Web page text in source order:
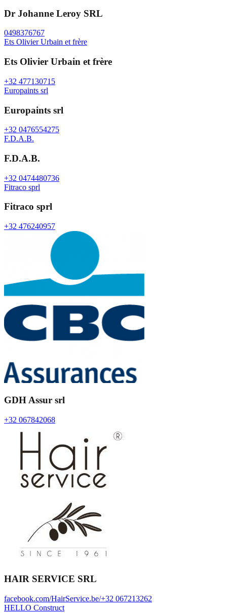
Dr Johanne Leroy SRL
0498376767
Ets Olivier Urbain et frère
Ets Olivier Urbain et frère
+32 477130715
Europaints srl
Europaints srl
+32 0476554275
F.D.A.B.
F.D.A.B.
+32 0474480736
Fitraco sprl
Fitraco sprl
+32 476240957
GDH Assur srl
+32 067842068
HAIR SERVICE SRL
facebook.com/HairService.be/+32 067213262
HELLO Construct